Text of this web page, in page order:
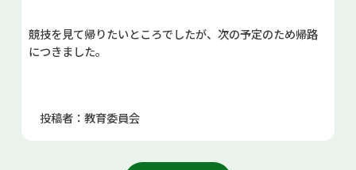
競技を見て帰りたいところでしたが、次の予定のため帰路
につきました。
投稿者：教育委員会